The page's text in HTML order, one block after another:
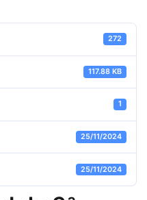
272
117.88 KB
1
25/11/2024
25/11/2024